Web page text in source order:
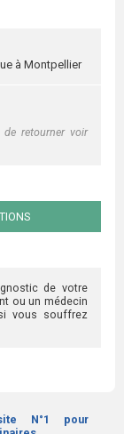
à Montpellier
retourner voir
de votre
ou un médecin
vous souffrez
N°1 pour